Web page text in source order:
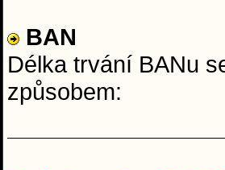
BAN
Délka trvání BANu
způsobem: